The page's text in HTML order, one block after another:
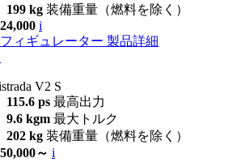
199 kg 装備重量（燃料を除く）
i
ィギュレーター 製品詳細
V2 S
115.6 ps 最高出力
9.6 kgm 最大トルク
202 kg 装備重量（燃料を除く）
～ i